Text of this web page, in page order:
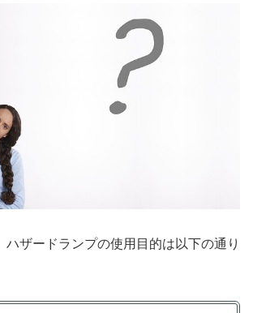
ハザードランプの使用目的は以下の通り